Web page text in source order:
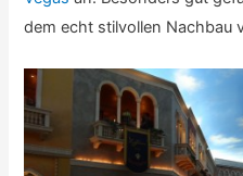
dem echt stilvollen Nachbau